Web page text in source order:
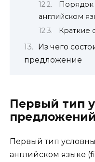
Порядок
английском
Краткие
Из чего
предложение
Первый тип
предложений
Первый тип
английском языке